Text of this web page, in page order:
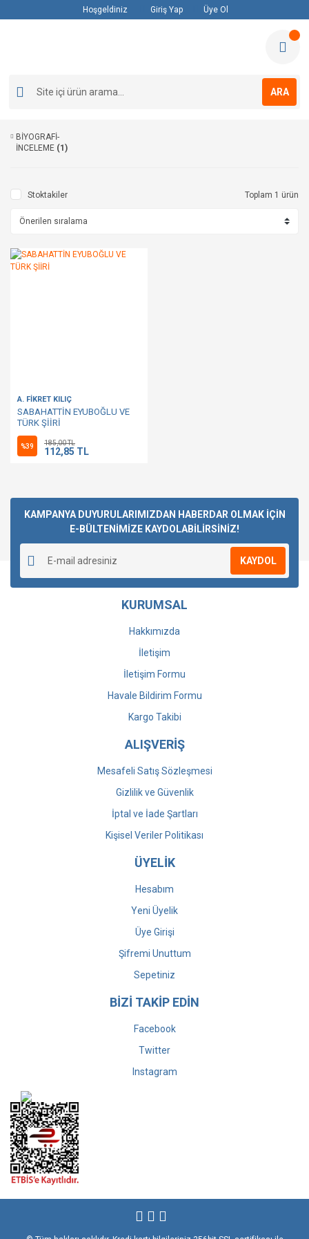
Hoşgeldiniz Giriş Yap Üye Ol
ARA
BİYOGRAFİ-
İNCELEME (1)
Stoktakiler Toplam 1 ürün
A. FİKRET KILIÇ
SABAHATTİN EYUBOĞLU VE
TÜRK ŞİİRİ
%39 185,00 TL
112,85 TL
KAMPANYA DUYURULARIMIZDAN HABERDAR OLMAK İÇİN
E-BÜLTENİMİZE KAYDOLABİLİRSİNİZ!
KAYDOL
KURUMSAL
Hakkımızda
İletişim
İletişim Formu
Havale Bildirim Formu
Kargo Takibi
ALIŞVERİŞ
Mesafeli Satış Sözleşmesi
Gizlilik ve Güvenlik
İptal ve İade Şartları
Kişisel Veriler Politikası
ÜYELİK
Hesabım
Yeni Üyelik
Üye Girişi
Şifremi Unuttum
Sepetiniz
BİZİ TAKİP EDİN
Facebook
Twitter
Instagram